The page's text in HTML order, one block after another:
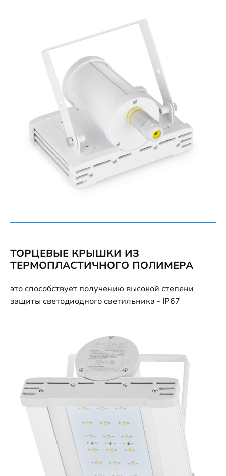
ТОРЦЕВЫЕ КРЫШКИ ИЗ
ТЕРМОПЛАСТИЧНОГО ПОЛИМЕРА
это способствует получению высокой степени
защиты светодиодного светильника - IP67